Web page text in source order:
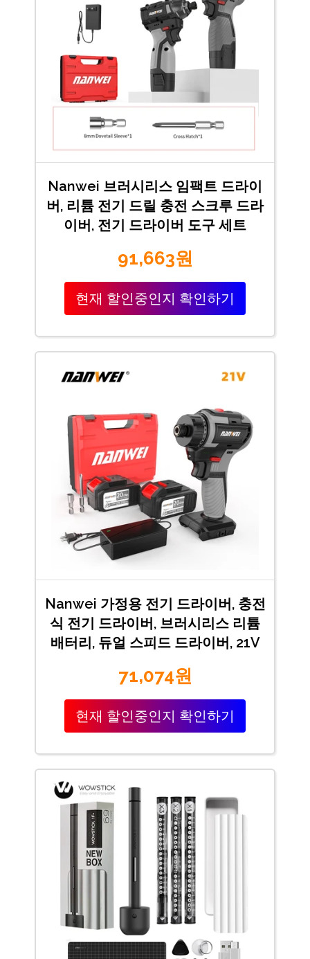
Nanwei 브러시리스 임팩트 드라이
버, 리튬 전기 드릴 충전 스크루 드라
이버, 전기 드라이버 도구 세트
91,663원
현재 할인중인지 확인하기
Nanwei 가정용 전기 드라이버, 충전
식 전기 드라이버, 브러시리스 리튬
배터리, 듀얼 스피드 드라이버, 21V
71,074원
현재 할인중인지 확인하기